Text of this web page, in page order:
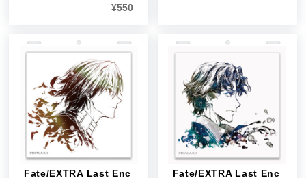
¥550
Fate/EXTRA Last Enc
Fate/EXTRA Last Enc